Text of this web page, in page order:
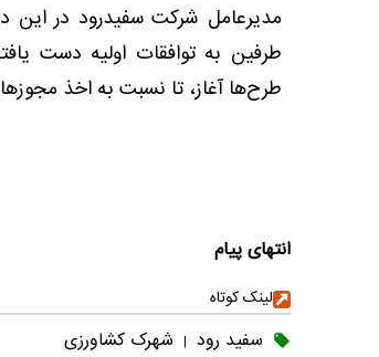
مدیرعامل شرکت سفیدرود در این
طرفین به توافقات اولیه دست
طرح‌ها آغاز، تا نسبت به اخذ
انتهای پیام
لینک کوتاه
سفید رود | شهرک کشاورزی